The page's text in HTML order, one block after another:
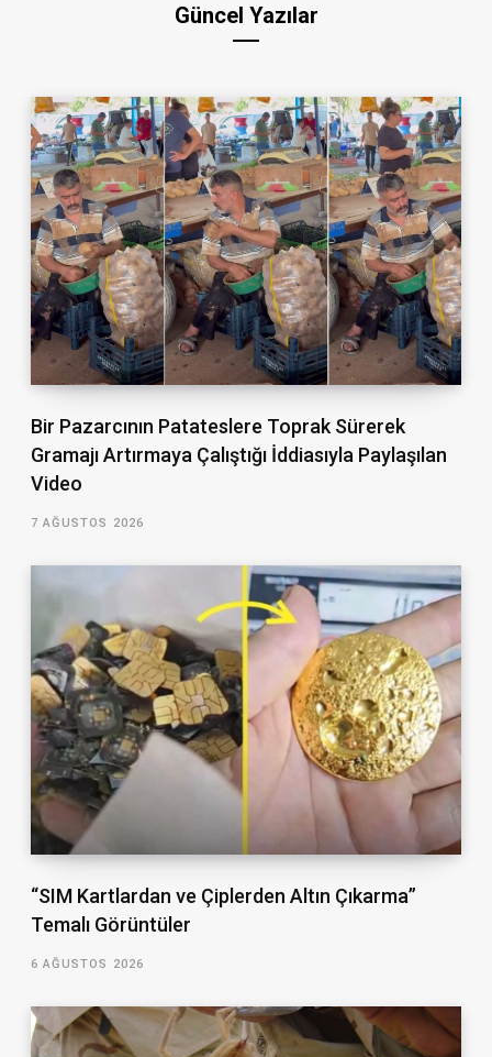
Güncel Yazılar
Bir Pazarcının Patateslere Toprak Sürerek
Gramajı Artırmaya Çalıştığı İddiasıyla Paylaşılan
Video
7 AĞUSTOS 2026
“SIM Kartlardan ve Çiplerden Altın Çıkarma”
Temalı Görüntüler
6 AĞUSTOS 2026